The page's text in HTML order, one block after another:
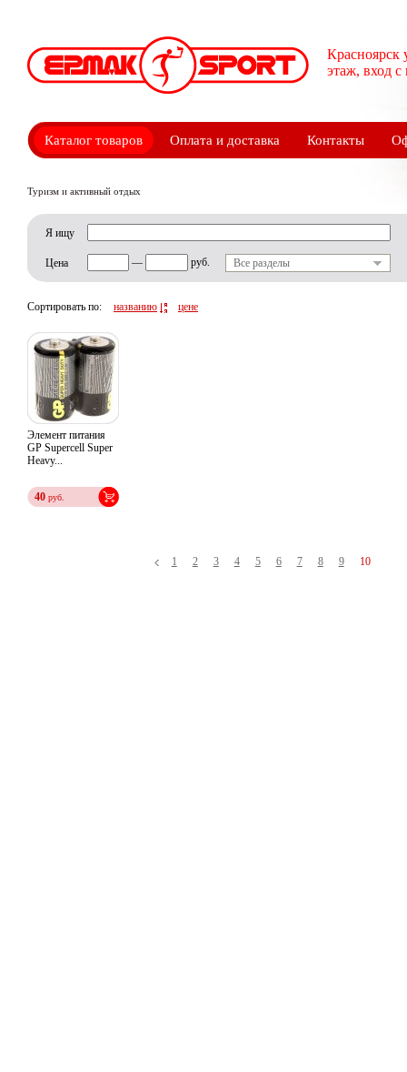
Красноярск
этаж, вход
Каталог товаров Оплата и доставка Контакты
Туризм и активный отдых
Я ищу
Цена — руб. Все разделы
Сортировать по: названию цене
Элемент питания
GP Supercell Super
Heavy...
40 руб.
1 2 3 4 5 6 7 8 9 10